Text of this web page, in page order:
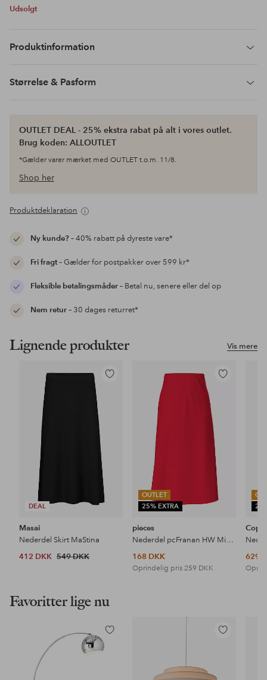
Udsolgt
Produktinformation
Størrelse & Pasform
OUTLET DEAL - 25% ekstra rabat på alt i vores outlet.
Brug koden: ALLOUTLET
*Gælder varer mærket med OUTLET t.o.m. 11/8.
Shop her
Produktdeklaration
Ny kunde?– 40% rabatt på dyreste vare*
Fri fragt– Gælder for postpakker over 599 kr*
Fleksible betalingsmåder– Betal nu, senere eller del op
Nem retur– 30 dages returret*
Vis mere
Lignende produkter
DEAL
Tilføj
Masai
Nederdel Skirt MaStina
412 DKK 549 DKK
OUTLET
25% EXTRA
Tilføj
pieces
Nederdel pcFranan HW Midi Skirt Noos
168 DKK
Oprindelig pris259 DKK
629
Favoritter lige nu
Tilføj
til
Tilføj